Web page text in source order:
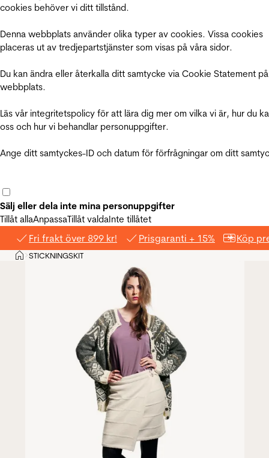
cookies behöver vi ditt tillstånd.
Denna webbplats använder olika typer av cookies. Vissa cookies
placeras ut av tredjepartstjänster som visas på våra sidor.
Du kan ändra eller återkalla ditt samtycke via Cookie Statement
webbplats.
Läs vår integritetspolicy för att lära dig mer om vilka vi är, hur du
oss och hur vi behandlar personuppgifter.
Ange ditt samtyckes-ID och datum för förfrågningar om ditt
Sälj eller dela inte mina personuppgifter
Tillåt allaAnpassaTillåt valdaInte tillåtet
Fri frakt över 899 kr! Prisgaranti + 15% Köp
Hem
>STICKNINGSKIT